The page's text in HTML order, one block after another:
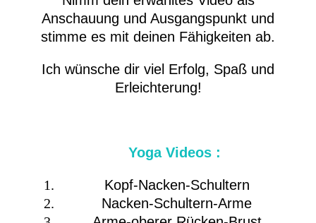
Anschauung und Ausgangspunkt und
stimme es mit deinen Fähigkeiten ab.
Ich wünsche dir viel Erfolg, Spaß und
Erleichterung!
Yoga Videos :
Kopf-Nacken-Schultern
Nacken-Schultern-Arme